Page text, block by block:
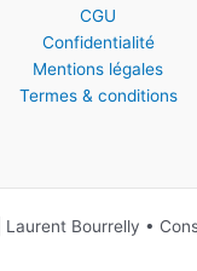
CGU
Confidentialité
Mentions légales
Termes & conditions
Bourrelly •